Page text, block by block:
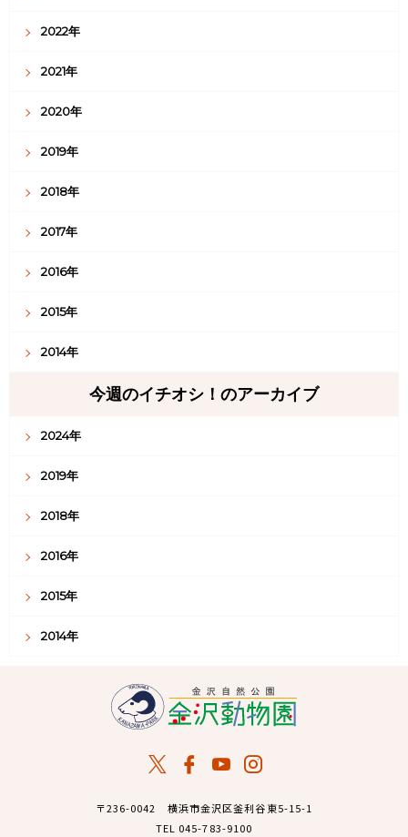
2022年
2021年
2020年
2019年
2018年
2017年
2016年
2015年
2014年
今週のイチオシ！のアーカイブ
2024年
2019年
2018年
2016年
2015年
2014年
〒236-0042 横浜市金沢区釜利谷東5-15-1
TEL 045-783-9100